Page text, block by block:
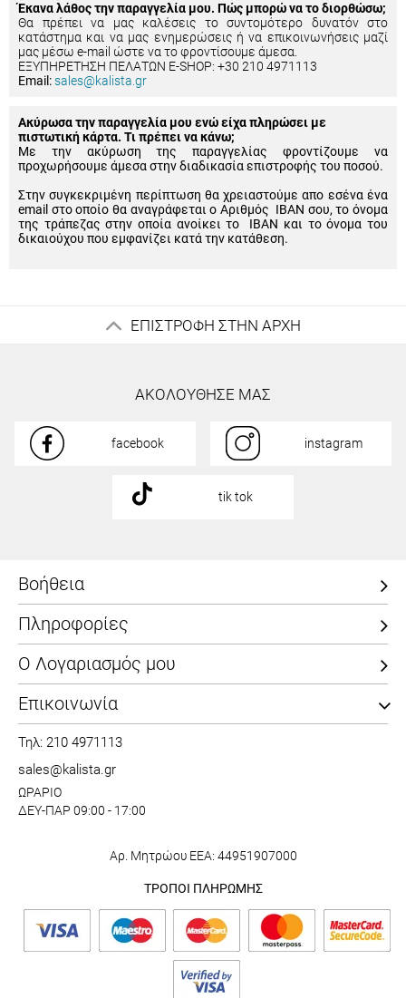
Έκανα λάθος την παραγγελία μου. Πώς μπορώ να το διορθώσω;
Θα πρέπει να μας καλέσεις το συντομότερο δυνατόν στο
κατάστημα και να μας ενημερώσεις ή να επικοινωνήσεις μαζί
μας μέσω e-mail ώστε να το φροντίσουμε άμεσα.
ΕΞΥΠΗΡΕΤΗΣΗ ΠΕΛΑΤΩΝ E-SHOP: +30 210 4971113
Email:sales@kalista.gr
Ακύρωσα την παραγγελία μου ενώ είχα πληρώσει με
πιστωτική κάρτα. Τι πρέπει να κάνω;
Με την ακύρωση της παραγγελίας φροντίζουμε να
προχωρήσουμε άμεσα στην διαδικασία επιστροφής του ποσού.
Στην συγκεκριμένη περίπτωση θα χρειαστούμε απο εσένα ένα
email στο οποίο θα αναγράφεται ο Αριθμός IBAN σου, το όνομα
της τράπεζας στην οποία ανοίκει το IBAN και το όνομα του
δικαιούχου που εμφανίζει κατά την κατάθεση.
ΕΠΙΣΤΡΟΦΗ ΣΤΗΝ ΑΡΧΗ
ΑΚΟΛΟΥΘΗΣΕ ΜΑΣ
facebook instagram
tik tok
Βοήθεια
Πληροφορίες
Ο Λογαριασμός μου
Επικοινωνία
Τηλ: 210 4971113
sales@kalista.gr
ΩΡΑΡΙΟ
ΔΕΥ-ΠΑΡ 09:00 - 17:00
Αρ. Μητρώου ΕΕΑ: 44951907000
ΤΡΟΠΟΙ ΠΛΗΡΩΜΗΣ